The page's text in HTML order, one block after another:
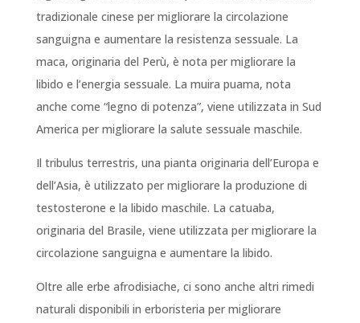
tradizionale cinese per migliorare la circolazione
sanguigna e aumentare la resistenza sessuale. La
maca, originaria del Perù, è nota per migliorare la
libido e l’energia sessuale. La muira puama, nota
anche come “legno di potenza”, viene utilizzata in Sud
America per migliorare la salute sessuale maschile.
Il tribulus terrestris, una pianta originaria dell’Europa e
dell’Asia, è utilizzato per migliorare la produzione di
testosterone e la libido maschile. La catuaba,
originaria del Brasile, viene utilizzata per migliorare la
circolazione sanguigna e aumentare la libido.
Oltre alle erbe afrodisiache, ci sono anche altri rimedi
naturali disponibili in erboristeria per migliorare